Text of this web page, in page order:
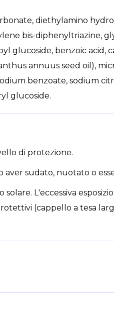
diethylamino
bis-diphenyltriazine,
glucoside, benzoic acid,
annuus seed oil),
benzoate, sodium
glucoside.
di protezione.
sudato, nuotato o
L'eccessiva
(cappello a tesa